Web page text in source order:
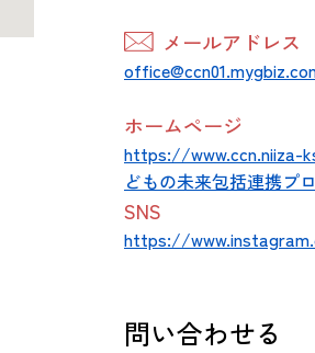
メールアドレス
ホームページ
https://www.ccn.niiza-
どもの未来包括連携プ
SNS
https://
問い合わせる